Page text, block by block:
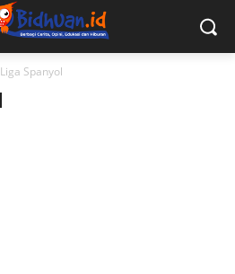
Liga Spanyol